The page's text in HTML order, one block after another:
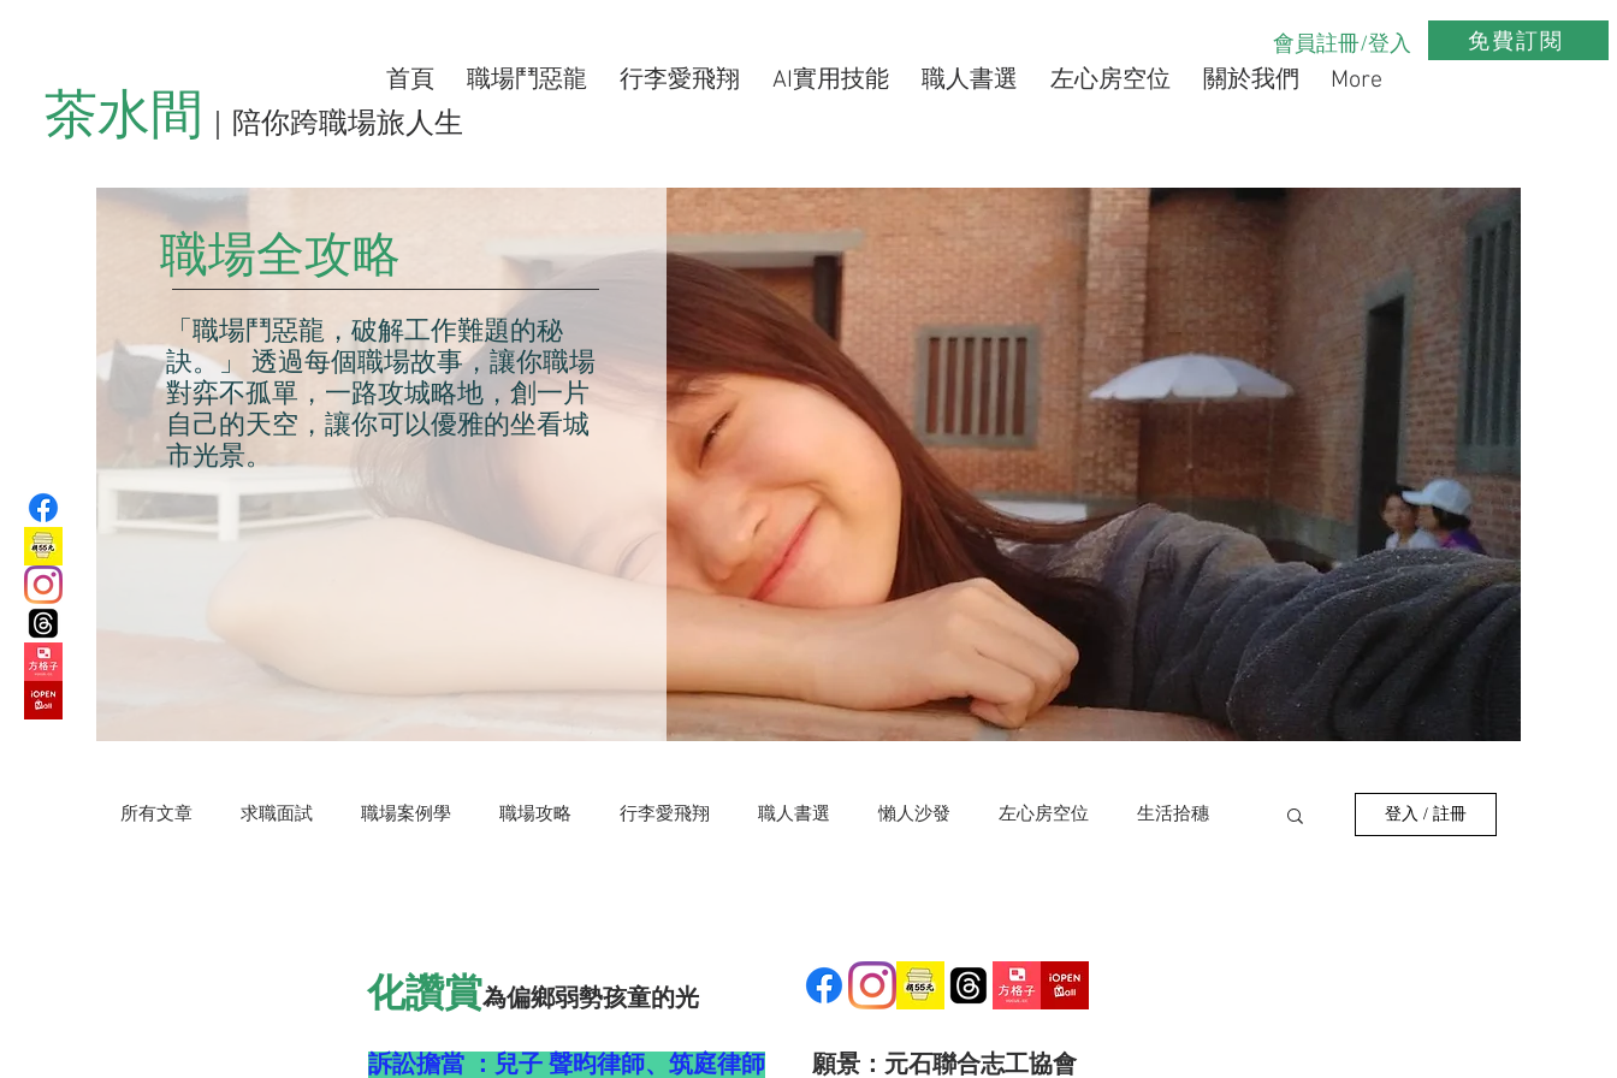
茶水間 ｜陪你跨職場旅人生
會員註冊/登入 免費訂閱
首頁 職場鬥惡龍 行李愛飛翔 AI實用技能 職人書選 左心房空位 關於我們 More
職場全攻略
「職場鬥惡龍，破解工作難題的秘
訣。」 透過每個職場故事，讓你職場
對弈不孤單，一路攻城略地，創一片
自己的天空，讓你可以優雅的坐看城
市光景。
所有文章 求職面試 職場案例學 職場攻略 行李愛飛翔 職人書選 懶人沙發 左心房空位 生活拾穗
Practical AI skills 新竹旅遊
登入 / 註冊
化讚賞為偏鄉弱勢孩童的光
訴訟擔當 ：兒子 聲昀律師、筑庭律師 願景：元石聯合志工協會